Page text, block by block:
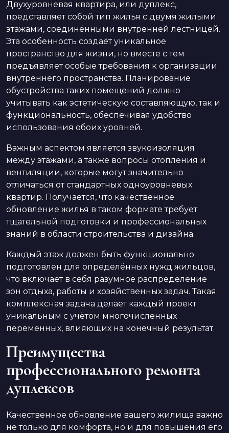
Двухуровневая квартира, или дуплекс,
представляет собой тип жилья с двумя жилыми
этажами, соединёнными внутренней лестницей.
Эта особенность создаёт уникальное
пространство для жизни, но вместе с тем
предъявляет особые требования к организации
внутреннего пространства. Планирование
обустройства таких помещений должно
учитывать как эстетическую составляющую, так и
функциональность, обеспечивая удобство
использования обоих уровней.
Важным аспектом является звукоизоляция
между этажами, а также вопросы отопления и
вентиляции, которые могут значительно
отличаться от стандартных одноуровневых
квартир. Получается, что качественное
обновление жилья в таком формате требует
тщательной подготовки и профессиональных
знаний в области строительства и дизайна.
Каждый этаж должен быть функционально
подготовлен для определённых нужд жильцов,
что включает в себя разумное распределение
зон отдыха, работы и хозяйственных задач. Такая
комплексная задача делает каждый проект
уникальным с учётом многочисленных
переменных, влияющих на конечный результат.
Преимущества
профессионального ремонта
дуплексов
Качественное обновление вашего жилища важно
не только для комфорта, но и для повышения его